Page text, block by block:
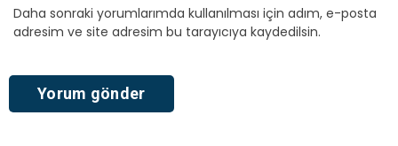
Daha sonraki yorumlarımda kullanılması için adım, e-posta
adresim ve site adresim bu tarayıcıya kaydedilsin.